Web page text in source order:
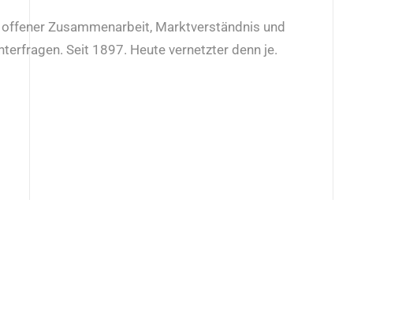
Zusammenarbeit, Marktverständnis und
Seit 1897. Heute vernetzter denn je.